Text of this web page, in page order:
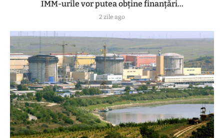
IMM-urile vor putea obține finanțări...
2 zile ago